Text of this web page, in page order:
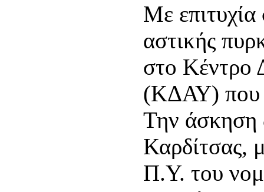
Με
αστικής
στο Κέντρο
(ΚΔΑΥ) που
Την άσκηση
Καρδίτσας,
Π.Υ. του